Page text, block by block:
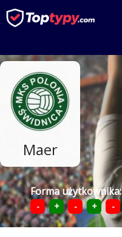
Maer
Forma użytkownika:
- + - + -